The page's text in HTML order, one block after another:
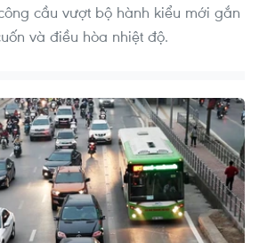
cầu vượt bộ hành kiểu mới gắn
và điều hòa nhiệt độ.